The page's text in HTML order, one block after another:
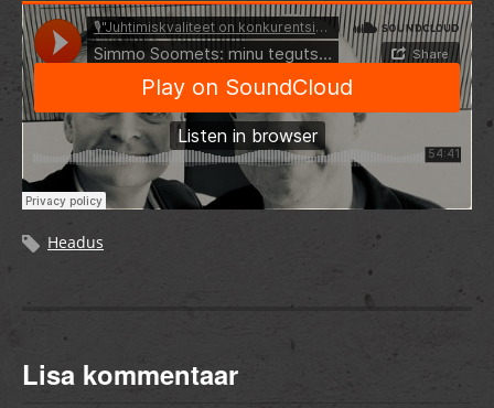
Headus
Lisa kommentaar